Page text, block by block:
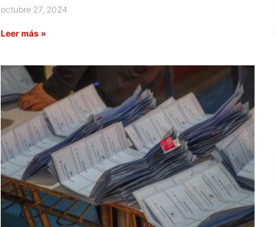
octubre 27, 2024
Leer más »